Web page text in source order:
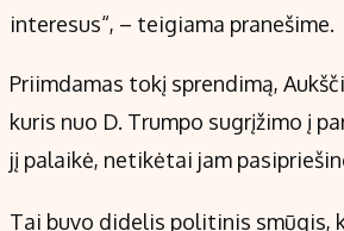
interesus“, – teigiama pranešime.
Priimdamas tokį sprendimą,
kuris nuo D. Trumpo sugrįžimo į
jį palaikė, netikėtai jam
Tai buvo didelis politinis smūgis,